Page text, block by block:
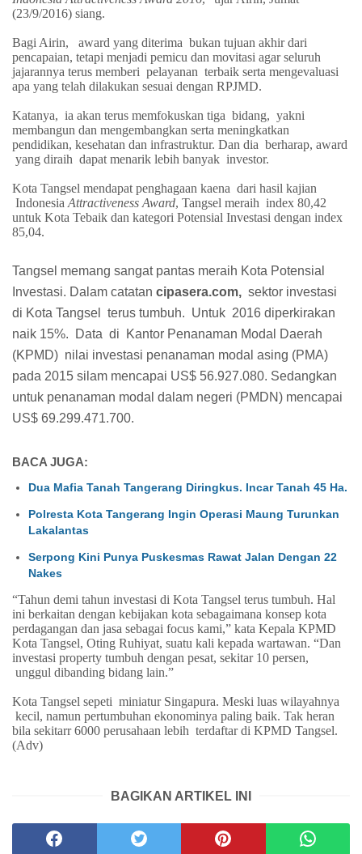
(23/9/2016) siang.
Bagi Airin, award yang diterima bukan tujuan akhir dari
pencapaian, tetapi menjadi pemicu dan movitasi agar seluruh
jajarannya terus memberi pelayanan terbaik serta mengevaluasi
apa yang telah dilakukan sesuai dengan RPJMD.
Katanya, ia akan terus memfokuskan tiga bidang, yakni
membangun dan mengembangkan serta meningkatkan
pendidikan, kesehatan dan infrastruktur. Dan dia berharap, award
yang diraih dapat menarik lebih banyak investor.
Kota Tangsel mendapat penghagaan kaena dari hasil kajian
Indonesia Attractiveness Award, Tangsel meraih index 80,42
untuk Kota Tebaik dan kategori Potensial Investasi dengan index
85,04.
Tangsel memang sangat pantas meraih Kota Potensial
Investasi. Dalam catatan cipasera.com, sektor investasi
di Kota Tangsel
terus tumbuh. Untuk 2016 diperkirakan
naik 15%.
Data di
Kantor Penanaman Modal Daerah
(KPMD) nilai investasi penanaman modal asing (PMA)
pada 2015 silam mencapai US$ 56.927.080. Sedangkan
untuk penanaman modal dalam negeri (PMDN) mencapai
US$ 69.299.471.700.
BACA JUGA:
Dua Mafia Tanah Tangerang Diringkus. Incar Tanah 45 Ha.
Polresta Kota Tangerang Ingin Operasi Maung Turunkan
Lakalantas
Serpong Kini Punya Puskesmas Rawat Jalan Dengan 22
Nakes
“Tahun demi tahun investasi di Kota Tangsel terus tumbuh. Hal
ini berkaitan dengan kebijakan kota sebagaimana konsep kota
perdagangan dan jasa sebagai focus kami,” kata Kepala KPMD
Kota Tangsel, Oting Ruhiyat, suatu kali kepada wartawan. “Dan
investasi property tumbuh dengan pesat, sekitar 10 persen,
unggul dibanding bidang lain.”
Kota Tangsel sepeti miniatur Singapura. Meski luas wilayahnya
kecil, namun pertumbuhan ekonominya paling baik. Tak heran
bila sekitarr 6000 perusahaan lebih terdaftar di KPMD Tangsel.
(Adv)
BAGIKAN ARTIKEL INI